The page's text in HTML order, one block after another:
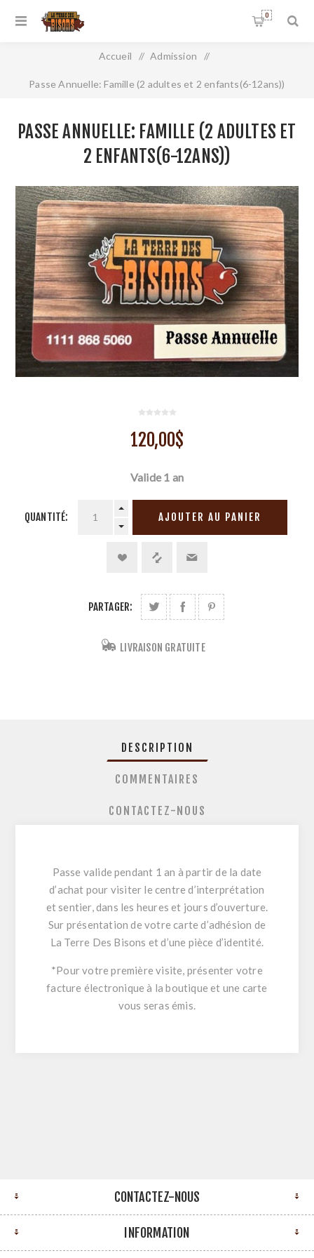
0
Accueil / Admission /
Passe Annuelle: Famille (2 adultes et 2 enfants(6-12ans))
PASSE ANNUELLE: FAMILLE (2 ADULTES ET
2 ENFANTS(6-12ANS))
120,00$
Valide 1 an
QUANTITÉ:
PARTAGER:
LIVRAISON GRATUITE
DESCRIPTION
COMMENTAIRES
CONTACTEZ-NOUS
Passe valide pendant 1 an à partir de la date
d’achat pour visiter le centre d’interprétation
et sentier, dans les heures et jours d’ouverture.
Sur présentation de votre carte d’adhésion de
La Terre Des Bisons et d’une pièce d’identité.
*Pour votre première visite, présenter votre
facture électronique à la boutique et une carte
vous seras émis.
CONTACTEZ-NOUS
INFORMATION